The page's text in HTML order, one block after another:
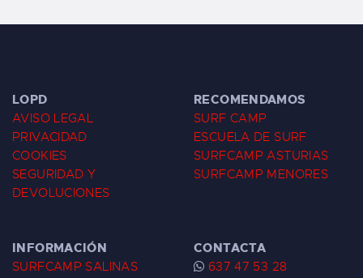
LOPD
AVISO LEGAL
PRIVACIDAD
COOKIES
SEGURIDAD Y
DEVOLUCIONES
RECOMENDAMOS
SURF CAMP
ESCUELA DE SURF
SURFCAMP ASTURIAS
SURFCAMP MENORES
INFORMACIÓN
SURFCAMP SALINAS
CONTACTA
637 47 53 28